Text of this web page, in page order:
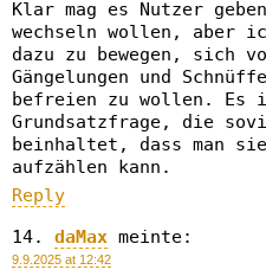
Klar mag es Nutzer
wechseln wollen, aber
dazu zu bewegen, sich
Gängelungen und
befreien zu wollen. Es
Grundsatzfrage, die
beinhaltet, dass man
aufzählen kann.
Reply
daMax meinte:
9.9.2025 at 12:42